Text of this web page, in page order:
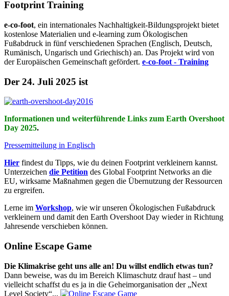
Footprint Training
e-co-foot, ein internationales Nachhaltigkeit-Bildungsprojekt bietet
kostenlose Materialien und e-learning zum Ökologischen
Fußabdruck in fünf verschiedenen Sprachen (Englisch, Deutsch,
Rumänisch, Ungarisch und Griechisch) an. Das Projekt wird von
der Europäischen Gemeinschaft gefördert. e-co-foot - Training
Der 24. Juli 2025 ist
Informationen und weiterführende Links zum Earth Overshoot
Day 2025.
Pressemitteilung in Englisch
Hier findest du Tipps, wie du deinen Footprint verkleinern kannst.
Unterzeichen die Petition des Global Footprint Networks an die
EU, wirksame Maßnahmen gegen die Übernutzung der Ressourcen
zu ergreifen.
Lerne im Workshop, wie wir unseren Ökologischen Fußabdruck
verkleinern und damit den Earth Overshoot Day wieder in Richtung
Jahresende verschieben können.
Online Escape Game
Die Klimakrise geht uns alle an! Du willst endlich etwas tun?
Dann beweise, was du im Bereich Klimaschutz drauf hast – und
vielleicht schaffst du es ja in die Geheimorganisation der „Next
Level Society“...